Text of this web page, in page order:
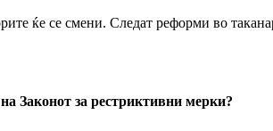
ќе се смени. Следат реформи во
Законот за рестриктивни мерки?